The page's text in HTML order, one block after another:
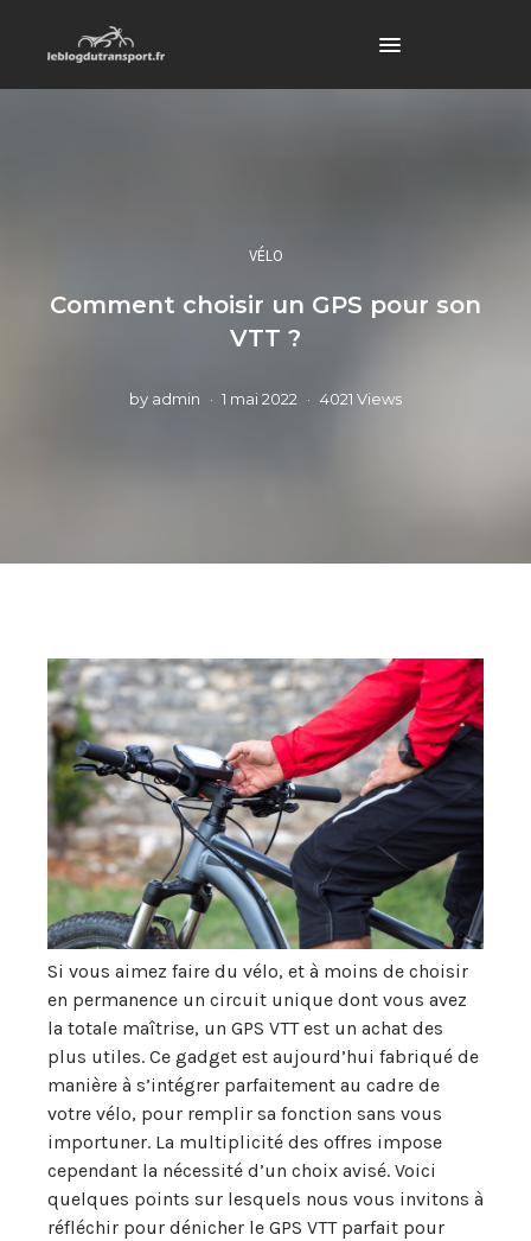
VÉLO
Comment choisir un GPS pour son
VTT ?
by admin 1 mai 2022 4021 Views
Si vous aimez faire du vélo, et à moins de choisir
en permanence un circuit unique dont vous avez
la totale maîtrise, un GPS VTT est un achat des
plus utiles. Ce gadget est aujourd’hui fabriqué de
manière à s’intégrer parfaitement au cadre de
votre vélo, pour remplir sa fonction sans vous
importuner. La multiplicité des offres impose
cependant la nécessité d’un choix avisé. Voici
quelques points sur lesquels nous vous invitons à
réfléchir pour dénicher le GPS VTT parfait pour